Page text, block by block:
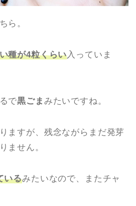
ら。
種が4粒くらい 入っていま
で黒ごま みたいですね。
ますが、残念ながらまだ発芽
ません。
いるみたいなので、またチャ